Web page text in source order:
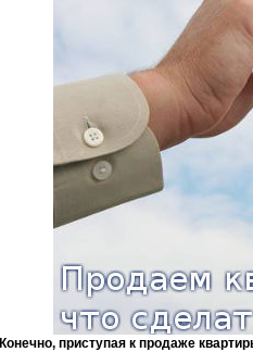
Конечно, приступая к продаже